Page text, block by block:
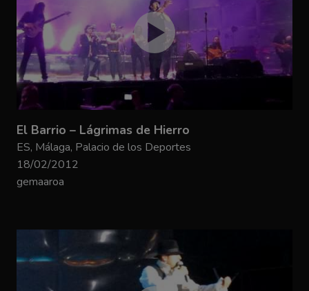
El Barrio – Lágrimas de Hierro
ES, Málaga, Palacio de los Deportes
18/02/2012
gemaaroa